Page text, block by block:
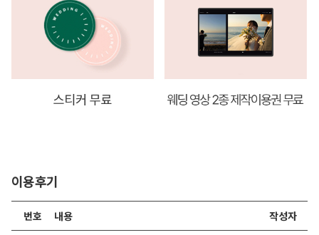
이용후기
번호 내용 작성자